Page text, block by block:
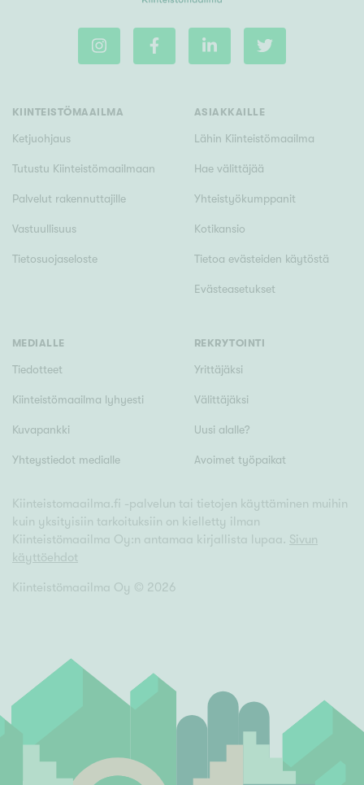
Tyydyttävä
Ominaisuudet
Hissi
Oma sauna
KIINTEISTÖMAAILMA
Ketjuohjaus
Tutustu Kiinteistömaailmaan
Palvelut rakennuttajille
Vastuullisuus
Tietosuojaseloste
ASIAKKAILLE
Lähin Kiinteistömaailma
Hae välittäjää
Yhteistyökumppanit
Kotikansio
Tietoa evästeiden käytöstä
Evästeasetukset
MEDIALLE
Tiedotteet
Kiinteistömaailma lyhyesti
Kuvapankki
Yhteystiedot medialle
REKRYTOINTI
Yrittäjäksi
Välittäjäksi
Uusi alalle?
Avoimet työpaikat
Kiinteistomaailma.fi -palvelun tai tietojen käyttäminen muihin
kuin yksityisiin tarkoituksiin on kielletty ilman
Kiinteistömaailma Oy:n antamaa kirjallista lupaa. Sivun
käyttöehdot
Kiinteistömaailma Oy © 2026